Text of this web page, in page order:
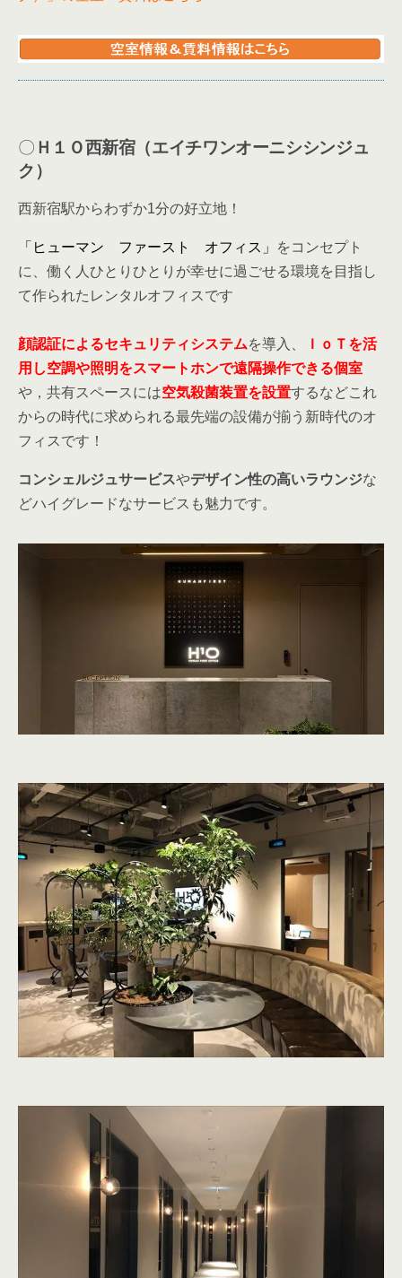
〇 Ｈ１Ｏ西新宿（エイチワンオーニシシンジュ
ク）
西新宿駅からわずか1分の好立地！
「ヒューマン ファースト オフィス」
をコンセプト
に、働く人ひとりひとりが幸せに過ごせる環境を目指し
て作られたレンタルオフィスです
顔認証によるセキュリティシステムを導入、
ＩｏＴを活
用し空調や照明をスマートホンで遠隔操作できる個室
や，共有スペースには空気殺菌装置を設置するなどこれ
からの時代に求められる最先端の設備が揃う新時代のオ
フィスです！
コンシェルジュサービスやデザイン性の高いラウンジな
どハイグレードなサービスも魅力です。